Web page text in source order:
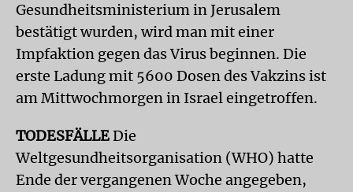
Gesundheitsministerium in Jerusalem
bestätigt wurden, wird man mit einer
Impfaktion gegen das Virus beginnen. Die
erste Ladung mit 5600 Dosen des Vakzins ist
am Mittwochmorgen in Israel eingetroffen.
TODESFÄLLEDie
Weltgesundheitsorganisation (WHO) hatte
Ende der vergangenen Woche angegeben,